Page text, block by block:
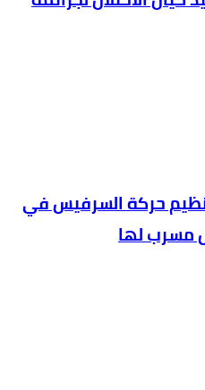
حركة السرفيس في
مسرب لها